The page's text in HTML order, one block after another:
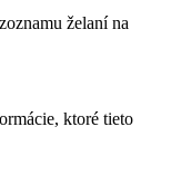
želaní na
ktoré tieto